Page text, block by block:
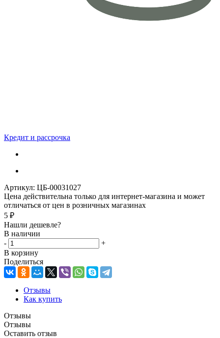
Кредит и рассрочка
Артикул: ЦБ-00031027
Цена действительна только для интернет-магазина и может
отличаться от цен в розничных магазинах
5 ₽
Нашли дешевле?
В наличии
-
+
В корзину
Поделиться
Отзывы
Как купить
Отзывы
Отзывы
Оставить отзыв